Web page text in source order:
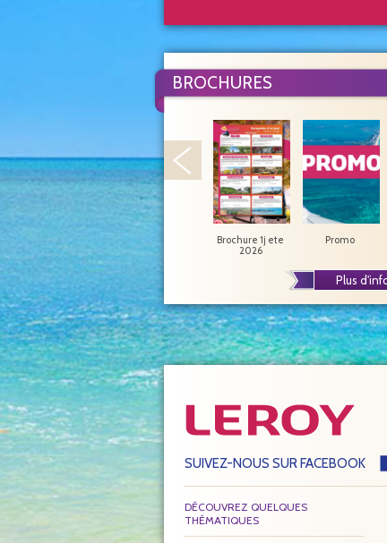
BROCHURES
Brochure 1j ete
2026
Promo
Plus
SUIVEZ-NOUS SUR FACEBOOK
DÉCOUVREZ QUELQUES
THÉMATIQUES